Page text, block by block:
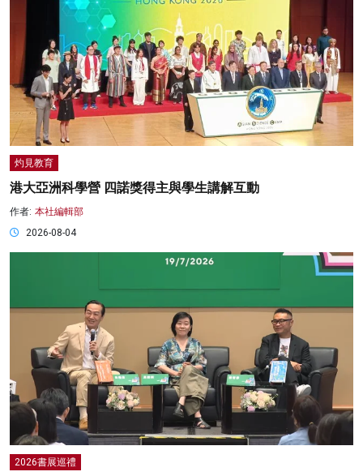
灼見教育
港大亞洲科學營 四諾獎得主與學生講解互動
作者: 本社編輯部
2026-08-04
2026書展巡禮